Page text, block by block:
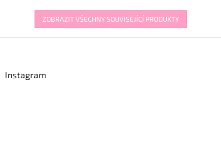
ZOBRAZIT VŠECHNY SOUVISEJÍCÍ PRODUKTY
Instagram